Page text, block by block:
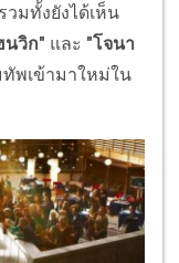
รวมทั้งยังได้เห็น
นวิก" และ "โจนา
พเข้ามาใหม่ใน